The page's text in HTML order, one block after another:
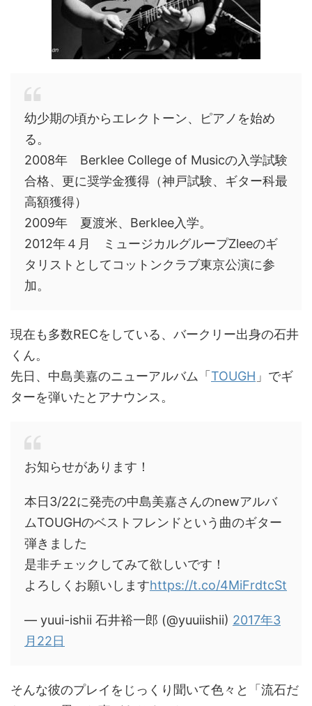
幼少期の頃からエレクトーン、ピアノを始め
る。
2008年 Berklee College of Musicの入学試験
合格、更に奨学金獲得（神戸試験、ギター科最
高額獲得）
2009年 夏渡米、Berklee入学。
2012年４月 ミュージカルグループZleeのギ
タリストとしてコットンクラブ東京公演に参
加。
現在も多数RECをしている、バークリー出身の石井
くん。
先日、中島美嘉のニューアルバム「 TOUGH 」でギ
ターを弾いたとアナウンス。
お知らせがあります！
本日3/22に発売の中島美嘉さんのnewアルバ
ムTOUGHのベストフレンドという曲のギター
弾きました
是非チェックしてみて欲しいです！
よろしくお願いしますhttps://t.co/4MiFrdtcSt
— yuui-ishii 石井裕一郎 (@yuuiishii) 2017年3
月22日
そんな彼のプレイをじっくり聞いて色々と「流石だ